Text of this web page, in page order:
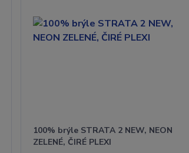
100% brýle STRATA 2 NEW, NEON
ZELENÉ, ČIRÉ PLEXI